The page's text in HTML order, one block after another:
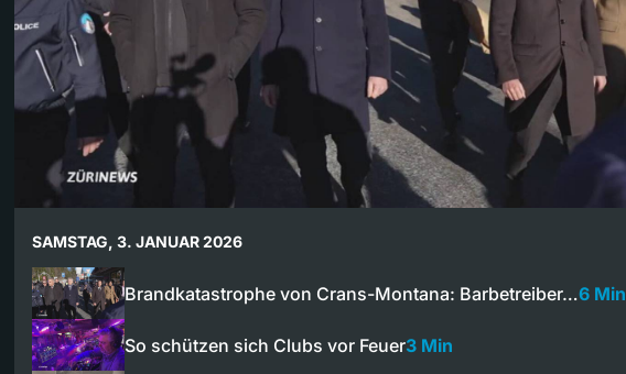
SAMSTAG, 3. JANUAR 2026
Brandkatastrophe von Crans-Montana: Barbetreiber…6 Min
So schützen sich Clubs vor Feuer3 Min